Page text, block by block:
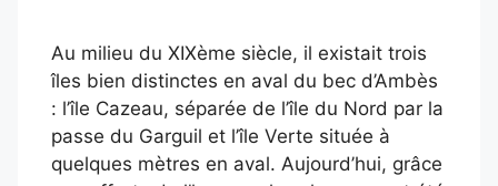
Au milieu du XIXème siècle, il existait trois
îles bien distinctes en aval du bec d’Ambès
: l’île Cazeau, séparée de l’île du Nord par la
passe du Garguil et l’île Verte située à
quelques mètres en aval. Aujourd’hui, grâce